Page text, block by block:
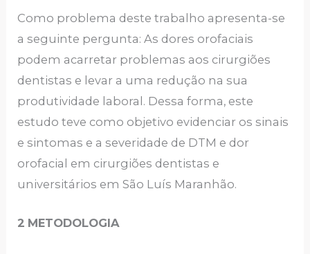
Como problema deste trabalho apresenta-se
a seguinte pergunta: As dores orofaciais
podem acarretar problemas aos cirurgiões
dentistas e levar a uma redução na sua
produtividade laboral. Dessa forma, este
estudo teve como objetivo evidenciar os sinais
e sintomas e a severidade de DTM e dor
orofacial em cirurgiões dentistas e
universitários em São Luís Maranhão.
2 METODOLOGIA